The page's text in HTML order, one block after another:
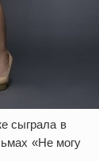
сыграла в
«Не могу